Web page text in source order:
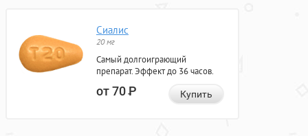
Сиалис
20 мг
Самый долгоиграющий
препарат. Эффект до 36 часов.
от 70Р Купить